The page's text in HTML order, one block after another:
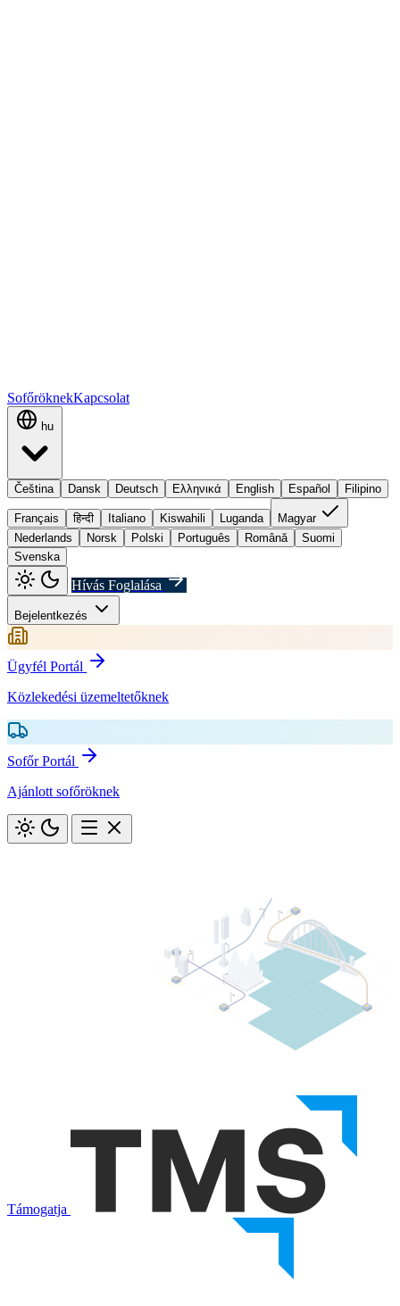
SofőröknekKapcsolat
hu
Čeština Dansk Deutsch Ελληνικά English Español Filipino
Français हिन्दी Italiano Kiswahili Luganda
Magyar
Nederlands
Norsk Polski Português Română
Suomi
Svenska
Hívás Foglalása
Bejelentkezés
Ügyfél Portál
Közlekedési üzemeltetőknek
Sofőr Portál
Ajánlott sofőröknek
Támogatja